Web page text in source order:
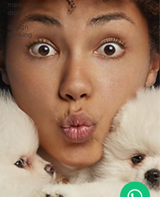
marketing
digital
design
thinking